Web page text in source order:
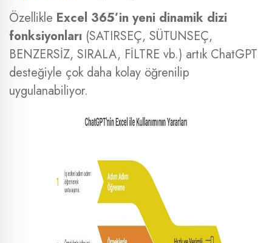
Özellikle Excel 365’in yeni dinamik dizi
fonksiyonları (SATIRSEÇ, SÜTUNSEÇ,
BENZERSİZ, SIRALA, FİLTRE vb.) artık ChatGPT
desteğiyle çok daha kolay öğrenilip
uygulanabiliyor.